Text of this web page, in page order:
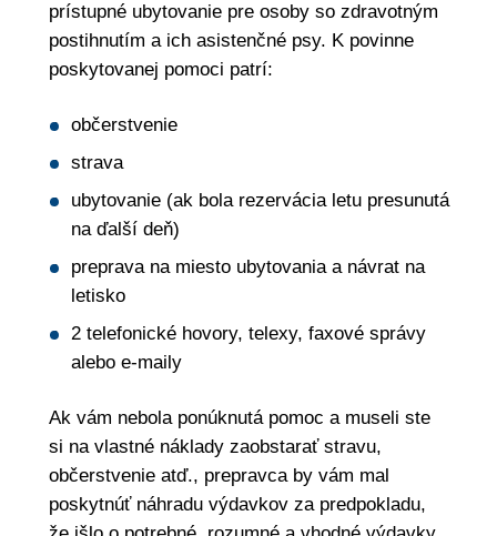
prístupné ubytovanie pre osoby so zdravotným
postihnutím a ich asistenčné psy. K povinne
poskytovanej pomoci patrí:
občerstvenie
strava
ubytovanie (ak bola rezervácia letu presunutá
na ďalší deň)
preprava na miesto ubytovania a návrat na
letisko
2 telefonické hovory, telexy, faxové správy
alebo e-maily
Ak vám nebola ponúknutá pomoc a museli ste
si na vlastné náklady zaobstarať stravu,
občerstvenie atď., prepravca by vám mal
poskytnúť náhradu výdavkov za predpokladu,